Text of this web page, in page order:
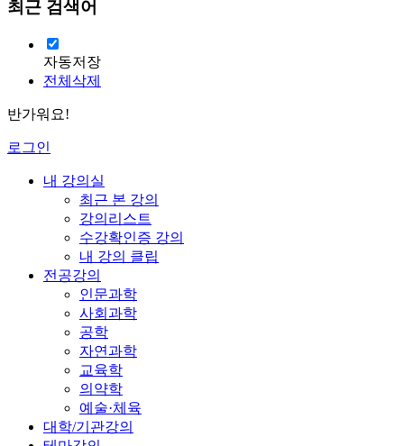
최근 검색어
자동저장
전체삭제
반가워요!
로그인
내 강의실
최근 본 강의
강의리스트
수강확인증 강의
내 강의 클립
전공강의
인문과학
사회과학
공학
자연과학
교육학
의약학
예술·체육
대학/기관강의